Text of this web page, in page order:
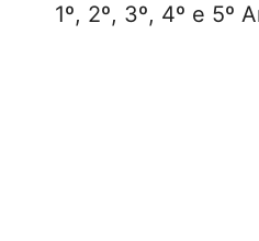
1º, 2º, 3º, 4º e 5º